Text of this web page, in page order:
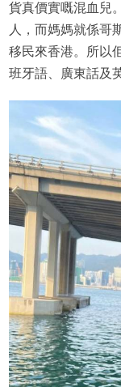
貨真價實嘅混血兒
人，而媽媽就係哥
移民來香港。所以
班牙語、廣東話及